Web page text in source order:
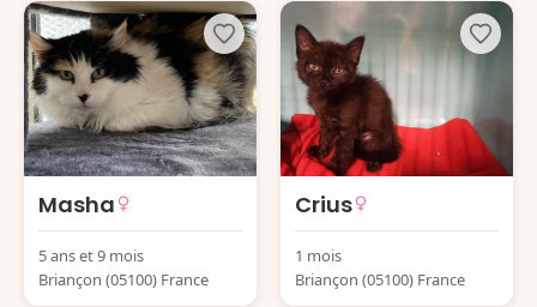
Masha
5 ans et 9 mois
Briançon (05100) France
Crius
1 mois
Briançon (05100) France